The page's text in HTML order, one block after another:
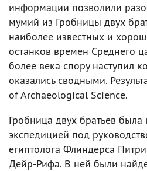
информации позволили
мумий из Гробницы двух
наиболее известных и
останков времен Среднего
более века спору наступил
оказались сводными.
of Archaeological Science.
Гробница двух братьев
экспедицией под
египтолога Флиндерса
Дейр-Рифа. В ней были